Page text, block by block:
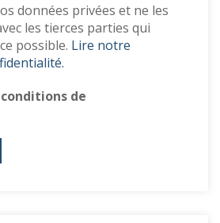
données privées et ne les
les tierces parties qui
possible. Lire notre
de